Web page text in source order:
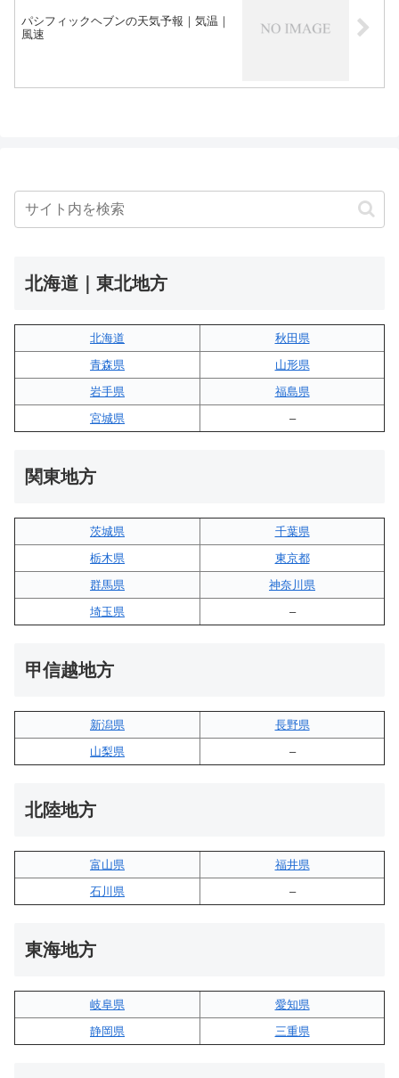
パシフィックヘブンの天気予報｜気温｜
風速
北海道｜東北地方
北海道
秋田県
青森県
山形県
岩手県
福島県
宮城県
–
関東地方
茨城県
千葉県
栃木県
東京都
群馬県
神奈川県
埼玉県
–
甲信越地方
新潟県
長野県
山梨県
–
北陸地方
富山県
福井県
石川県
–
東海地方
岐阜県
愛知県
静岡県
三重県